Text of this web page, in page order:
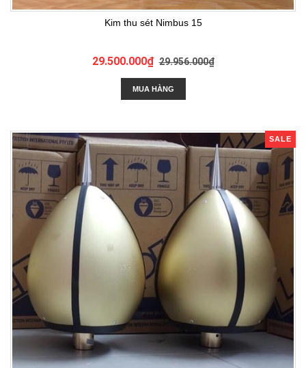
Kim thu sét Nimbus 15
29.500.000₫29.956.000₫
MUA HÀNG
SALE